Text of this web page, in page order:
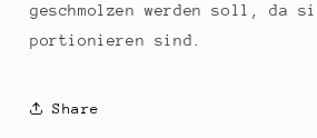
geschmolzen werden soll, da
portionieren sind.
Share